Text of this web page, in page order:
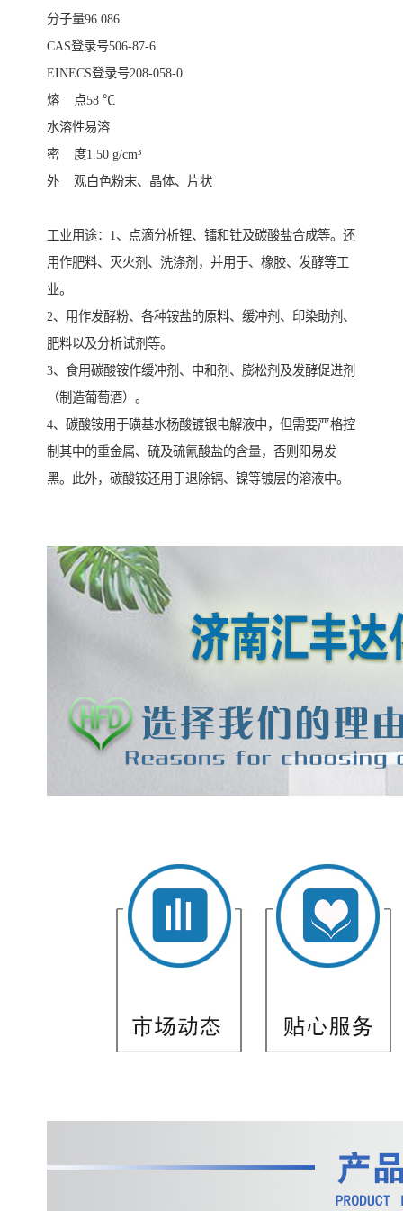
分子量96.086
CAS登录号506-87-6
EINECS登录号208-058-0
熔 点58 ℃
水溶性易溶
密 度1.50 g/cm³
外 观白色粉末、晶体、片状
工业用途：1、点滴分析锂、镭和钍及碳酸盐合成等。还
用作肥料、灭火剂、洗涤剂，并用于、橡胶、发酵等工
业。
2、用作发酵粉、各种铵盐的原料、缓冲剂、印染助剂、
肥料以及分析试剂等。
3、食用碳酸铵作缓冲剂、中和剂、膨松剂及发酵促进剂
（制造葡萄酒）。
4、碳酸铵用于磺基水杨酸镀银电解液中，但需要严格控
制其中的重金属、硫及硫氰酸盐的含量，否则阳易发
黑。此外，碳酸铵还用于退除镉、镍等镀层的溶液中。